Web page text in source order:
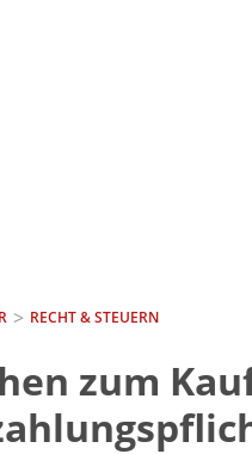
RECHT & STEUERN
zum